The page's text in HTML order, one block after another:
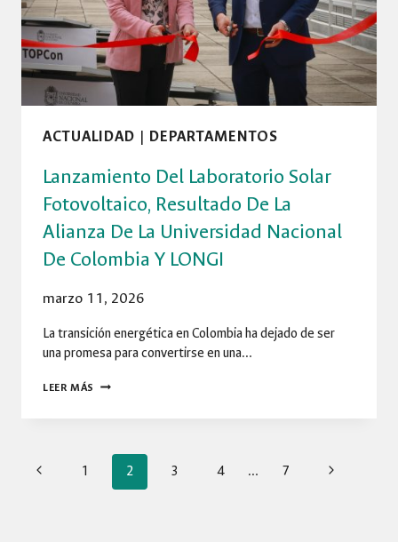
INICIATIVA
ESTRATÉGICA
CON
STEPI
DEPARTAMENTO
DE
PLANEACIÓN
ACTUALIDAD | DEPARTAMENTOS
Lanzamiento Del Laboratorio Solar
Fotovoltaico, Resultado De La
Alianza De La Universidad Nacional
De Colombia Y LONGI
marzo 11, 2026
La transición energética en Colombia ha dejado de ser
una promesa para convertirse en una…
LEER MÁS LANZAMIENTO
FOTOVOLTAICO,
RESULTADO
Navegación
Página
1 2 3 4 … 7
Siguiente